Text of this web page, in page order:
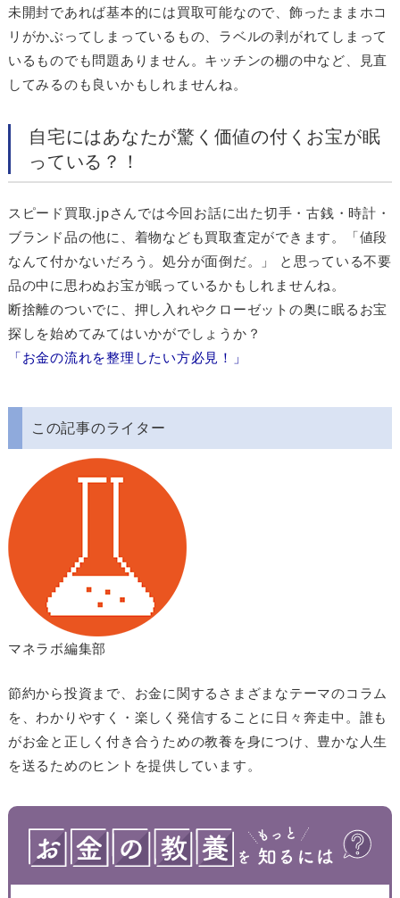
未開封であれば基本的には買取可能なので、飾ったままホコ
リがかぶってしまっているもの、ラベルの剥がれてしまって
いるものでも問題ありません。キッチンの棚の中など、見直
してみるのも良いかもしれませんね。
自宅にはあなたが驚く価値の付くお宝が眠
っている？！
スピード買取.jpさんでは今回お話に出た切手・古銭・時計・
ブランド品の他に、着物なども買取査定ができます。「値段
なんて付かないだろう。処分が面倒だ。」 と思っている不要
品の中に思わぬお宝が眠っているかもしれませんね。
断捨離のついでに、押し入れやクローゼットの奥に眠るお宝
探しを始めてみてはいかがでしょうか？
「お金の流れを整理したい方必見！」
この記事のライター
マネラボ編集部
節約から投資まで、お金に関するさまざまなテーマのコラム
を、わかりやすく・楽しく発信することに日々奔走中。誰も
がお金と正しく付き合うための教養を身につけ、豊かな人生
を送るためのヒントを提供しています。